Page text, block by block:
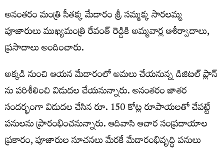
అనంతరం మంత్రి సీతక్క మేడారం శ్రీ సమ్మక్క సారలమ్మ
పూజారులు ముఖ్యమంత్రి రేవంత్ రెడ్డికి అమ్మవార్ల ఆశీర్వాదాలు,
ప్రసాదాలు అందించారు.
అక్కడి నుంచి ఆయన మేడారంలో అమలు చేయనున్న డిజిటల్ ప్లాన్
ను పరిశీలించి విడుదల చేయనున్నారు. అనంతరం జాతర
సందర్భంగా విడుదల చేసిన రూ. 150 కోట్ల రూపాయలతో చేపట్టే
పనులను ప్రారంభించనున్నారు. ఆదివాసి ఆచార సంప్రదాయాల
ప్రకారం, పూజారుల సూచనలు మేరకే మేడారంభివృద్ధి పనులు